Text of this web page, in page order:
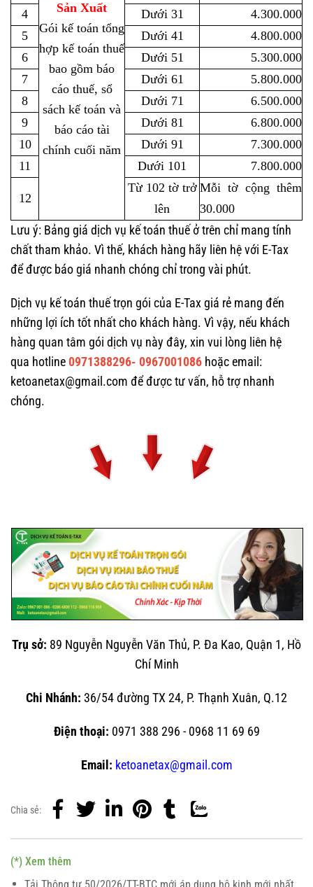
Sản Xuất
Gói kế toán tổng
hợp kế toán thuế
bao gồm báo
cáo thuế, sổ
sách kế toán và
báo cáo tài
chính cuối năm
4
Dưới 31
4.300.000
5
Dưới 41
4.800.000
6
Dưới 51
5.300.000
7
Dưới 61
5.800.000
8
Dưới 71
6.500.000
9
Dưới 81
6.800.000
10
Dưới 91
7.300.000
11
Dưới 101 7.800.000
12
Từ 102 tờ trở
lên
Mỗi tờ cộng thêm
30.000
Lưu ý: Bảng giá dịch vụ kế toán thuế ở trên chỉ mang tính
chất tham khảo. Vì thế, khách hàng hãy liên hệ với E-Tax
để được báo giá nhanh chóng chỉ trong vài phút.
Dịch vụ kế toán thuế trọn gói của E-Tax giá rẻ mang đến
những lợi ích tốt nhất cho khách hàng. Vì vậy, nếu khách
hàng quan tâm gói dịch vụ này đây, xin vui lòng liên hệ
qua hotline0971388296- 0967001086 hoặc email:
ketoanetax@gmail.com để được tư vấn, hỗ trợ nhanh
chóng.
Trụ sở: 89 Nguyễn Nguyễn Văn Thủ, P. Đa Kao, Quận 1, Hồ
Chí Minh
Chi Nhánh: 36/54 đường TX 24, P. Thạnh Xuân, Q.12
Điện thoại: 0971 388 296 - 0968 11 69 69
Email: ketoanetax@gmail.com
Chia sẻ:
(*) Xem thêm